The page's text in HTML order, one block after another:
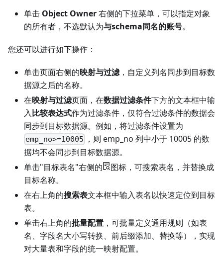
单击 Object Owner右侧的下拉菜单，可以指定对象
的所有者，不选默认为与schema同名的账号。
您还可以进行如下操作：
单击页面右侧的映射与过滤，自定义列名同步到目标数
据源之后的名称。
在映射与过滤页面，在数据过滤条件下方的文本框中输
入比较表达式作为过滤条件，仅符合过滤条件的数据会
同步到目标数据源。例如，将过滤条件设置为
emp_no>=10005
，则 emp_no 列中小于 10005 的数
据均不会同步到目标数据源。
单击"目标表名"右侧的
图标，可搜索表名，并替换成
目标名称。
在右上角的搜索表文本框中输入表名以快速定位到目标
表。
单击右上角的批量配置 ，可批量定义通用规则（如表
名、字段名大小写转换、前后缀添加、替换等），实现
对大量表和字段的统一映射配置。